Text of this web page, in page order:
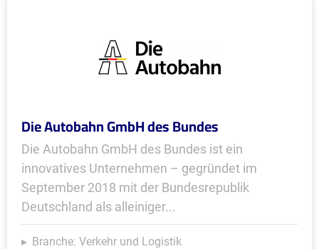
Die Autobahn GmbH des Bundes
Die Autobahn GmbH des Bundes ist ein
innovatives Unternehmen – gegründet im
September 2018 mit der Bundesrepublik
Deutschland als alleiniger...
Branche: Verkehr und Logistik